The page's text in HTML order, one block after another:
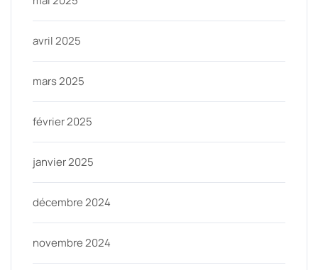
avril 2025
mars 2025
février 2025
janvier 2025
décembre 2024
novembre 2024